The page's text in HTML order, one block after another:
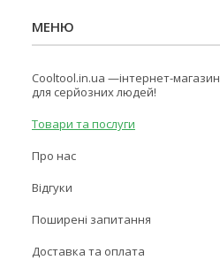
Cooltool.in.ua —інтернет-магазин
для серйозних людей!
Товари та послуги
Про нас
Відгуки
Поширені запитання
Доставка та оплата